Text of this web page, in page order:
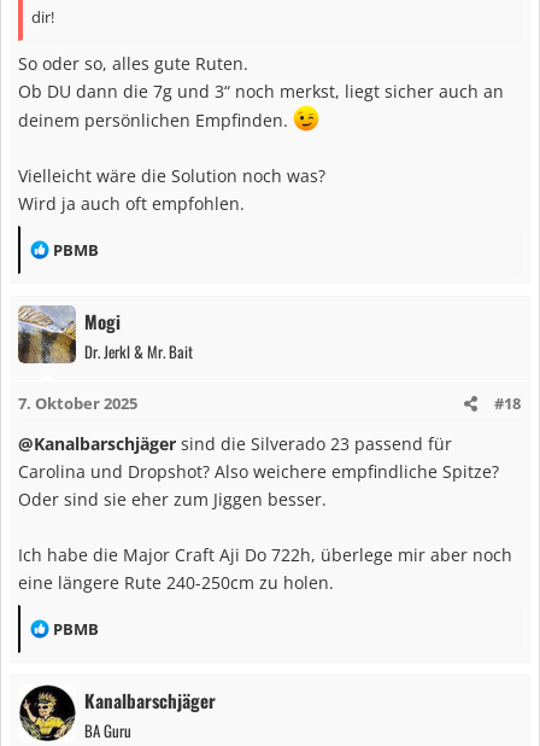
dir!
So oder so, alles gute Ruten.
Ob DU dann die 7g und 3“ noch merkst, liegt sicher auch an
deinem persönlichen Empfinden.
Vielleicht wäre die Solution noch was?
Wird ja auch oft empfohlen.
R
a
k
t
o
e
PBMB
Mogi
Dr. Jerkl & Mr. Bait
7. Oktober 2025 #18
@Kanalbarschjäger sind die Silverado 23 passend für
Carolina und Dropshot? Also weichere empfindliche Spitze?
Oder sind sie eher zum Jiggen besser.
Ich habe die Major Craft Aji Do 722h, überlege mir aber noch
eine längere Rute 240-250cm zu holen.
R
k
t
PBMB
Kanalbarschjäger
BA Guru